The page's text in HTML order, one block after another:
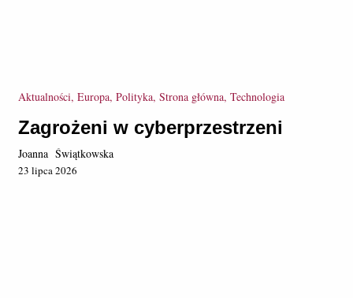
Aktualności, Europa, Polityka, Strona główna, Technologia
Zagrożeni w cyberprzestrzeni
Joanna Świątkowska
23 lipca 2026